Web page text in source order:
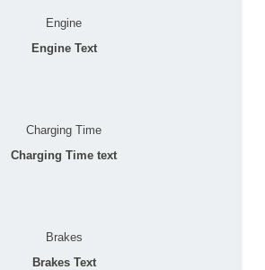
Engine
Engine Text
Charging Time
Charging Time text
Brakes
Brakes Text